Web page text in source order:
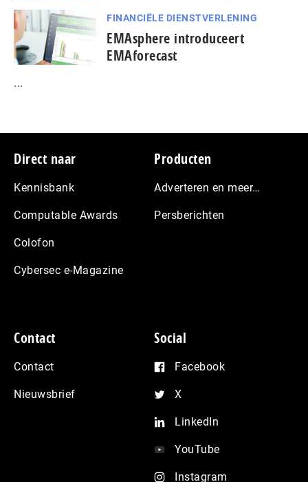
FINANCIËLE DIENSTVERLENING
EMAsphere introduceert
EMAforecast
...
Footer
Direct naar
Kennisbank
Computable Awards
Colofon
Cybersec e-Magazine
Producten
Adverteren en meer…
Persberichten
Contact
Contact
Nieuwsbrief
Social
Facebook
X
LinkedIn
YouTube
Instagram